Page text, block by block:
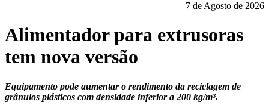
7 de Agosto de 2026
Alimentador para extrusoras
tem nova versão
Equipamento pode aumentar o rendimento da reciclagem de
grânulos plásticos com densidade inferior a 200 kg/m³.